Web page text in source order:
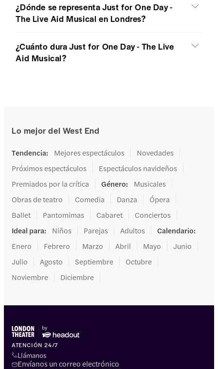
¿Dónde se representa Just for One Day -
The Live Aid Musical en Londres?
¿Cuánto dura Just for One Day - The Live
Aid Musical?
Lo mejor del West End
Tendencia: Mejores espectáculos
Novedades
Próximos espectáculos
Espectáculos navideños
Premiados por la crítica
Género:
Musicales
Obras de teatro
Comedia Danza
Ópera
Ballet
Pantomimas Cabaret
Conciertos
Ideal para: Niños Parejas Adultos Calendario:
Enero
Febrero Marzo Abril Mayo
Junio
Julio
Agosto Septiembre
Octubre
Noviembre
Diciembre
ATENCIÓN 24/7
Llámanos
Envíanos un correo electrónico